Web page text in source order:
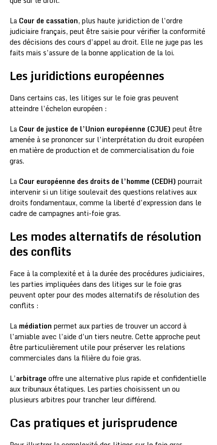
La Cour de cassation, plus haute juridiction de l’ordre
judiciaire français, peut être saisie pour vérifier la conformité
des décisions des cours d’appel au droit. Elle ne juge pas les
faits mais s’assure de la bonne application de la loi.
Les juridictions européennes
Dans certains cas, les litiges sur le foie gras peuvent
atteindre l’échelon européen :
La Cour de justice de l’Union européenne (CJUE) peut être
amenée à se prononcer sur l’interprétation du droit européen
en matière de production et de commercialisation du foie
gras.
La Cour européenne des droits de l’homme (CEDH) pourrait
intervenir si un litige soulevait des questions relatives aux
droits fondamentaux, comme la liberté d’expression dans le
cadre de campagnes anti-foie gras.
Les modes alternatifs de résolution
des conflits
Face à la complexité et à la durée des procédures judiciaires,
les parties impliquées dans des litiges sur le foie gras
peuvent opter pour des modes alternatifs de résolution des
conflits :
La médiation permet aux parties de trouver un accord à
l’amiable avec l’aide d’un tiers neutre. Cette approche peut
être particulièrement utile pour préserver les relations
commerciales dans la filière du foie gras.
L’arbitrage offre une alternative plus rapide et confidentielle
aux tribunaux étatiques. Les parties choisissent un ou
plusieurs arbitres pour trancher leur différend.
Cas pratiques et jurisprudence